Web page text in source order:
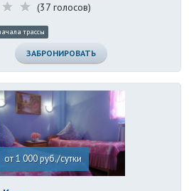
(37 голосов)
трассы
ЗАБРОНИРОВАТЬ
от 1 000 руб./сутки